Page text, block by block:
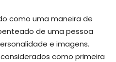
como uma maneira de
de uma pessoa
e imagens.
como primeira